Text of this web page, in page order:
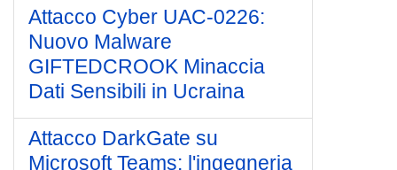
Attacco Cyber UAC-0226:
Nuovo Malware
GIFTEDCROOK Minaccia
Dati Sensibili in Ucraina
Attacco DarkGate su
Microsoft Teams: l'ingegneria